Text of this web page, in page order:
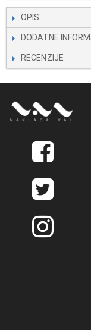
OPIS
DODATNE
RECENZIJE